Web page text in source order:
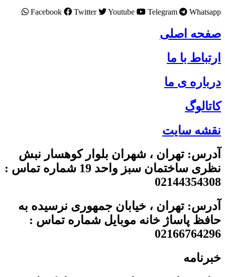
Facebook Twitter Youtube Telegram Whatsapp
صفحه اصلی
ارتباط با ما
درباره ی ما
کاتالوگ
نقشه سایت
آدرس: تهران ، شهران بلوار کوهسار نبش
نظری ساختمان سبز واحد 19 شماره تماس :
02144354308
آدرس: تهران ، خیابان جمهوری نرسیده به
حافظ پاساژ خانه موبایل شماره تماس :
02166764296
خبرنامه